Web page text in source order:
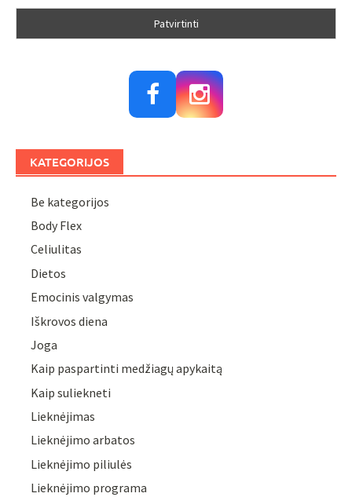
KATEGORIJOS
Be kategorijos
Body Flex
Celiulitas
Dietos
Emocinis valgymas
Iškrovos diena
Joga
Kaip paspartinti medžiagų apykaitą
Kaip suliekneti
Lieknėjimas
Lieknėjimo arbatos
Lieknėjimo piliulės
Lieknėjimo programa